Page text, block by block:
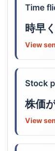
Time
時早
View
Stock
株価
View